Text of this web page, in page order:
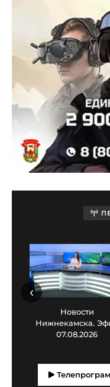
Новости
Нижнекамска.
07.08.2026
‹